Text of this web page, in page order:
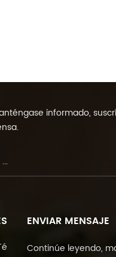
informado,
ENVIAR MENSAJE
Continúe leyendo,